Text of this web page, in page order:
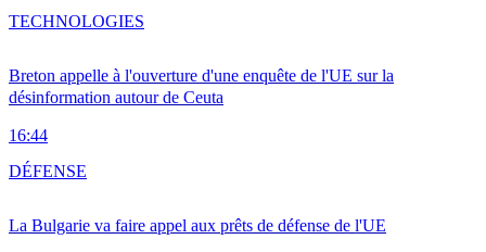
Breton appelle à l'ouverture d'une enquête de l'UE sur la
désinformation autour de Ceuta
16:44
TECHNOLOGIES
La Bulgarie va faire appel aux prêts de défense de l'UE
DÉFENSE